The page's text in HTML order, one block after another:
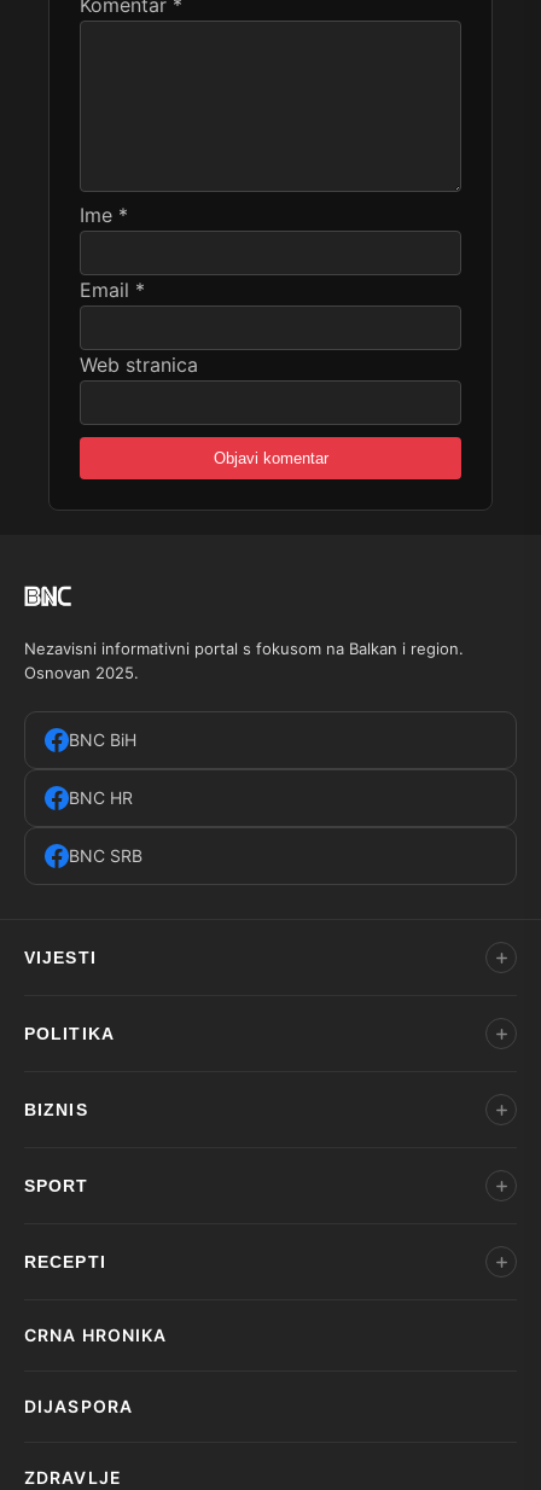
Komentar *
Ime *
Email *
Web stranica
Nezavisni informativni portal s fokusom na Balkan i region.
Osnovan 2025.
BNC BiH
BNC HR
BNC SRB
VIJESTI
POLITIKA
BIZNIS
SPORT
RECEPTI
CRNA HRONIKA
DIJASPORA
ZDRAVLJE